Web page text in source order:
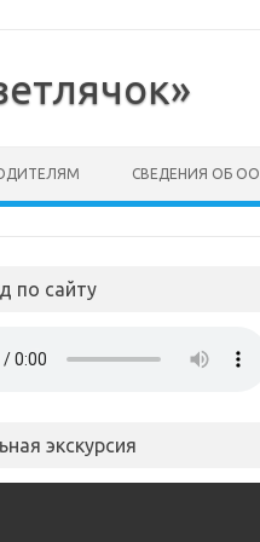
СВЕДЕНИЯ ОБ ОО
по сайту
экскурсия